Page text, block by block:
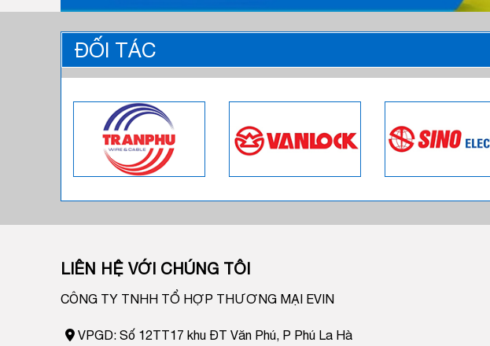
ĐỐI TÁC
LIÊN HỆ VỚI CHÚNG TÔI
CÔNG TY TNHH TỔ HỢP THƯƠNG MẠI EVIN
VPGD: Số 12TT17 khu ĐT Văn Phú, P Phú La Hà